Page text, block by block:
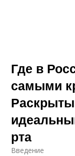
Где в
самыми
рта
Введение